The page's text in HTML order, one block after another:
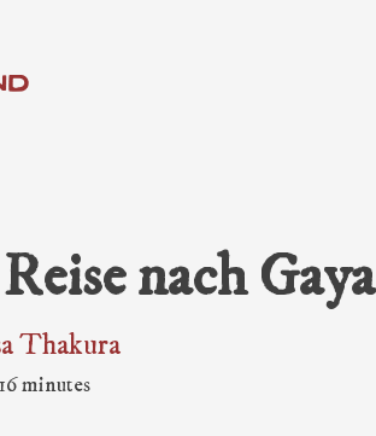
nach Gaya
Thakura
minutes